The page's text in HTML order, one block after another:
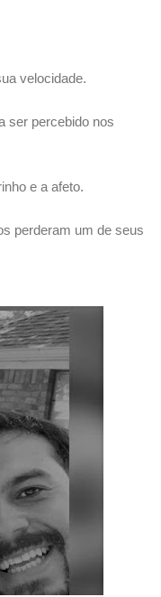
velocidade.
ser percebido nos
e a afeto.
perderam um de seus